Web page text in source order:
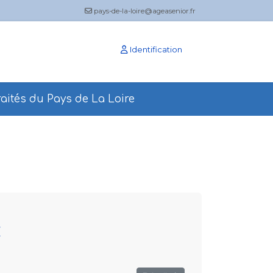
pays-de-la-loire@ageasenior.fr
Identification
du Pays de La Loire